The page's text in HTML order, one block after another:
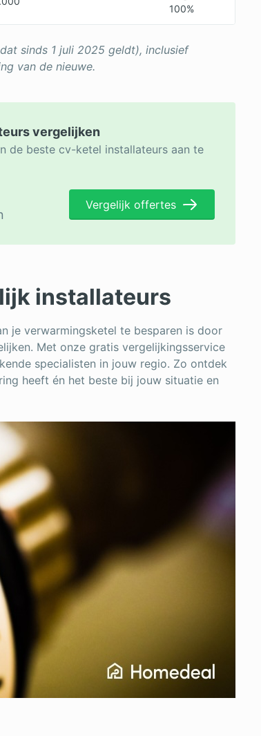
100%
sinds 1 juli 2025 geldt), inclusief
van de nieuwe.
vergelijken
de beste cv-ketel installateurs aan te
Vergelijk offertes
installateurs
je verwarmingsketel te besparen is door
Met onze gratis vergelijkingsservice
specialisten in jouw regio. Zo ontdek
heeft én het beste bij jouw situatie en